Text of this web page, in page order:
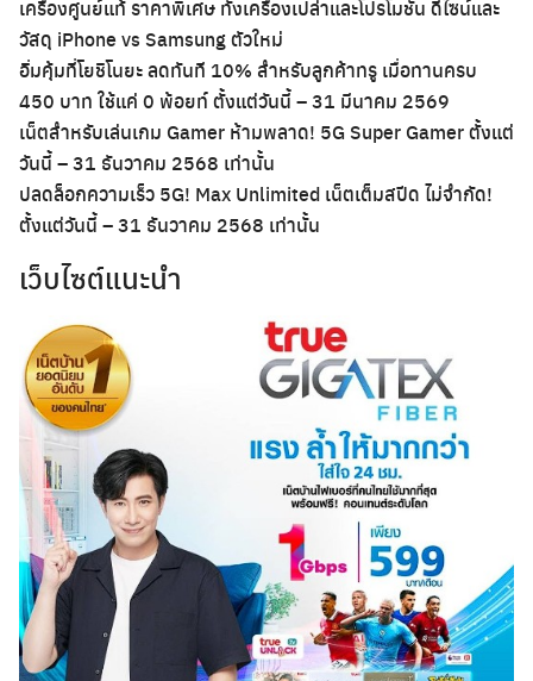
เครื่องศูนย์แท้ ราคาพิเศษ ทั้งเครื่องเปล่าและโปรโมชัน ดีไซน์และ
วัสดุ iPhone vs Samsung ตัวใหม่
อิ่มคุ้มที่โยชิโนยะ ลดทันที 10% สำหรับลูกค้าทรู เมื่อทานครบ
450 บาท ใช้แค่ 0 พ้อยท์ ตั้งแต่วันนี้ – 31 มีนาคม 2569
เน็ตสำหรับเล่นเกม Gamer ห้ามพลาด! 5G Super Gamer ตั้งแต่
วันนี้ – 31 ธันวาคม 2568 เท่านั้น
ปลดล็อกความเร็ว 5G! Max Unlimited เน็ตเต็มสปีด ไม่จำกัด!
ตั้งแต่วันนี้ – 31 ธันวาคม 2568 เท่านั้น
เว็บไซต์แนะนำ